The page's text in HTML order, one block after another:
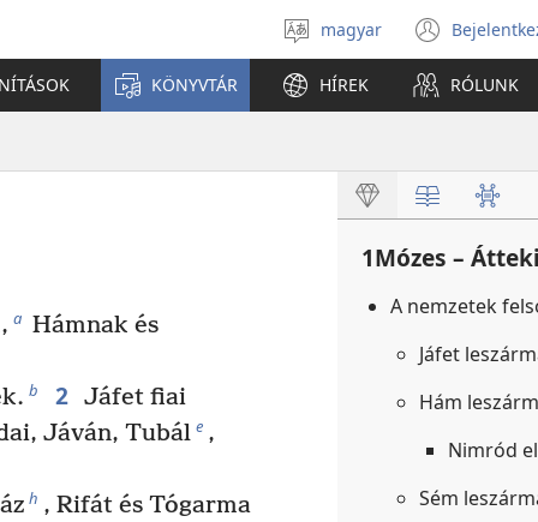
Válassz
nyelvet
magyar
new
KÖNYVTÁR HÍREK RÓLUNK
a Hámnak és
b 2 Jáfet fiai
Jáván, Tubál e ,
h , Rifát és Tógarma
1Mózes –
A nemzetek
Jáfet
Hám
Nimród
Sém